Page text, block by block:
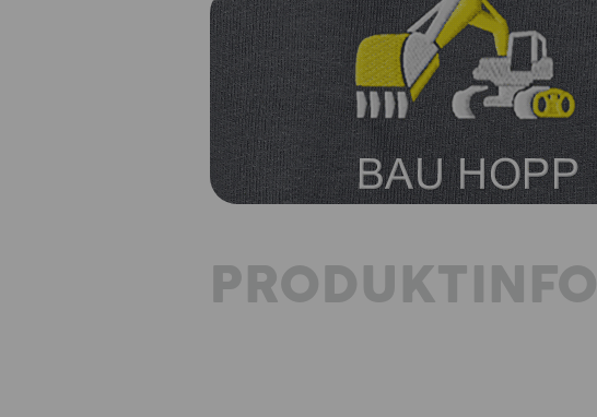
PRODUKTINFO